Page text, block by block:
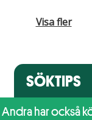
Visa fler
SÖKTIPS
Andra har också